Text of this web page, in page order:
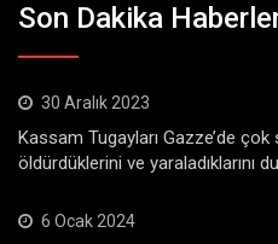
Son Dakika
30 Aralık 2023
Kassam Tugayları Gazze’de
öldürdüklerini ve yaraladıklarını
6 Ocak 2024